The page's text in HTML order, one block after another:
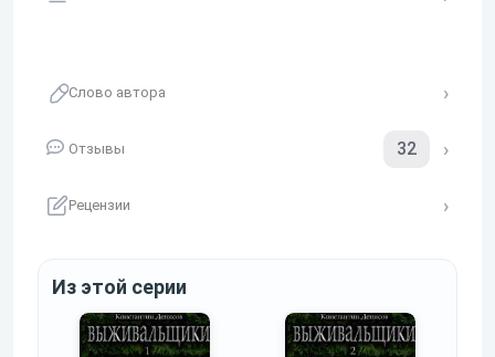
Слово автора
Отзывы 32
Рецензии
Из этой серии